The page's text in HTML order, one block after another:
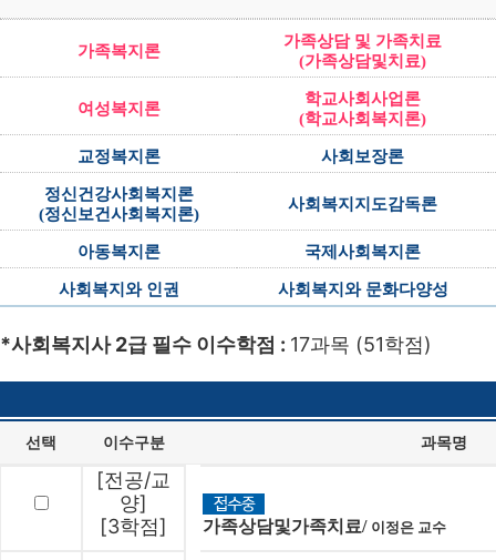
가족복지론
가족상담 및 가족치료
(가족상담및치료)
여성복지론
학교사회사업론
(학교사회복지론)
교정복지론 사회보장론
정신건강사회복지론
(정신보건사회복지론)
사회복지지도감독론
아동복지론 국제사회복지론
사회복지와 인권 사회복지와 문화다양성
*사회복지사 2급 필수 이수학점 : 17과목 (51학점)
선택 이수구분 과목명
[전공/교
양]
[3학점]
가족상담및가족치료/ 이정은 교수